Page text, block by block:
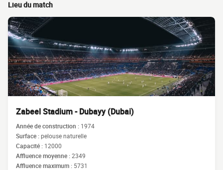
Lieu du match
Zabeel Stadium - Dubayy (Dubai)
Année de construction : 1974
Surface :pelouse naturelle
Capacité : 12000
Affluence moyenne :2349
Affluence maximum : 5731